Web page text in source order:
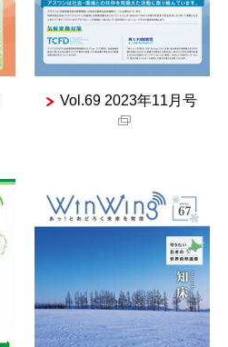
Vol.69 2023年11月号